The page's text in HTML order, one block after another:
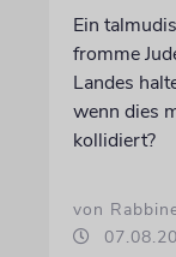
Ein
fromme
Landes
wenn dies
kollidiert?
von